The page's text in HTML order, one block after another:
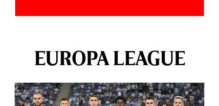
EUROPA LEAGUE